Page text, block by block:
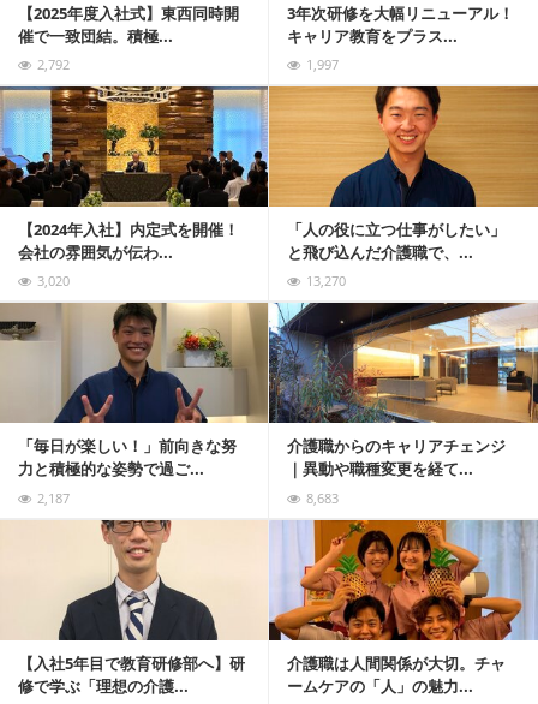
【2025年度入社式】東西同時開
催で一致団結。積極...
2,792
3年次研修を大幅リニューアル！
キャリア教育をプラス...
1,997
【2024年入社】内定式を開催！
会社の雰囲気が伝わ...
3,020
「人の役に立つ仕事がしたい」
と飛び込んだ介護職で、...
13,270
記事を読む
「毎日が楽しい！」前向きな努
力と積極的な姿勢で過ご...
2,187
介護職からのキャリアチェンジ
｜異動や職種変更を経て...
8,683
記事を読む
【入社5年目で教育研修部へ】研
修で学ぶ「理想の介護...
介護職は人間関係が大切。チャ
ームケアの「人」の魅力...